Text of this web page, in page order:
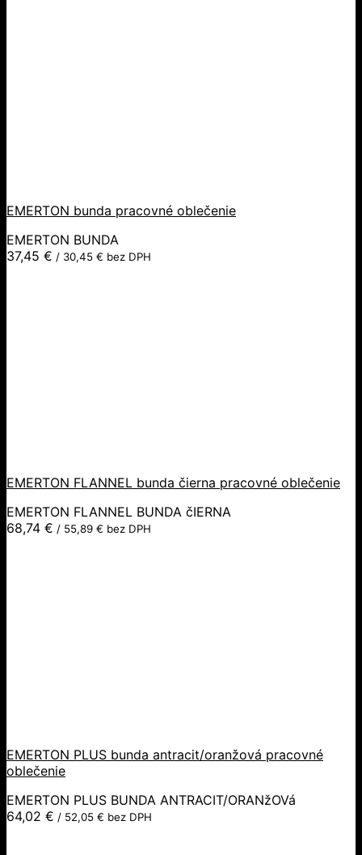
EMERTON bunda pracovné oblečenie
EMERTON BUNDA
37,45 € / 30,45 € bez DPH
EMERTON FLANNEL bunda čierna pracovné oblečenie
EMERTON FLANNEL BUNDA čIERNA
68,74 € / 55,89 € bez DPH
EMERTON PLUS bunda antracit/oranžová pracovné
oblečenie
EMERTON PLUS BUNDA ANTRACIT/ORANžOVá
64,02 € / 52,05 € bez DPH